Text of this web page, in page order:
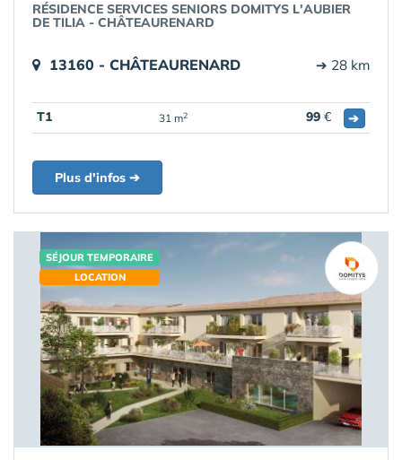
RÉSIDENCE SERVICES SENIORS DOMITYS L'AUBIER
DE TILIA - CHÂTEAURENARD
13160 - CHÂTEAURENARD ➔ 28 km
T1 31 m2 99 € ➔
Plus d'infos ➔
SÉJOUR TEMPORAIRE
LOCATION